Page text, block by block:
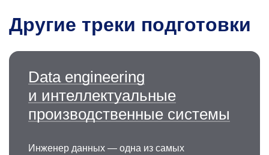
Надежда Васильевна
Шмелева
менеджмента и инноватики
Другие треки подготовки
Data engineering
и интеллектуальные
производственные системы
Инженер данных — одна из самых